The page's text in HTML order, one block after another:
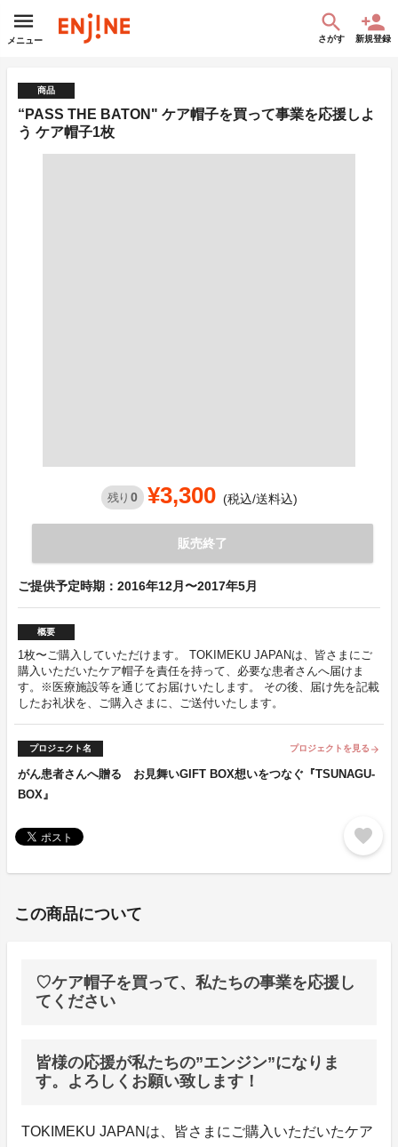
メニュー さがす 新規登録
商品
“PASS THE BATON" ケア帽子を買って事業を応援しよ
う ケア帽子1枚
残り 0 ¥3,300 (税込/送料込)
販売終了
ご提供予定時期：2016年12月〜2017年5月
概要
1枚〜ご購入していただけます。 TOKIMEKU JAPANは、皆さまにご
購入いただいたケア帽子を責任を持って、必要な患者さんへ届けま
す。※医療施設等を通じてお届けいたします。 その後、届け先を記載
したお礼状を、ご購入さまに、ご送付いたします。
プロジェクト名 プロジェクトを見る arrow_forward
がん患者さんへ贈る お見舞いGIFT BOX想いをつなぐ『TSUNAGU-
BOX』
favorite
この商品について
♡ケア帽子を買って、私たちの事業を応援し
てください
皆様の応援が私たちの”エンジン”になりま
す。よろしくお願い致します！
TOKIMEKU JAPANは、皆さまにご購入いただいたケア